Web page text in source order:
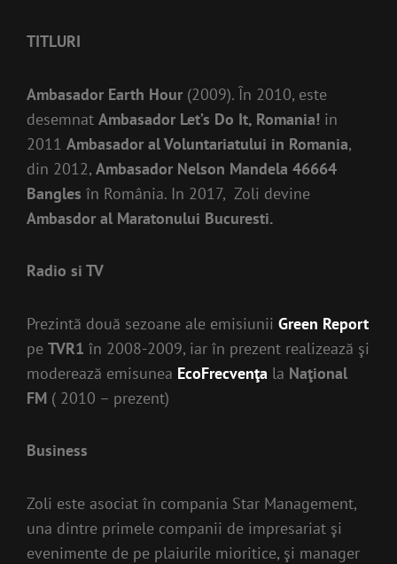
TITLURI
Ambasador Earth Hour (2009). În 2010, este
desemnat Ambasador Let’s Do It, Romania! in
2011 Ambasador al Voluntariatului in Romania,
din 2012, Ambasador Nelson Mandela 46664
Bangles în România. In 2017, Zoli devine
Ambasdor al Maratonului Bucuresti.
Radio si TV
Prezintă două sezoane ale emisiunii Green Report
pe TVR1 în 2008-2009, iar în prezent realizează şi
moderează emisunea EcoFrecvenţa la Naţional
FM ( 2010 – prezent)
Business
Zoli este asociat în compania Star Management,
una dintre primele companii de impresariat şi
evenimente de pe plaiurile mioritice, şi manager